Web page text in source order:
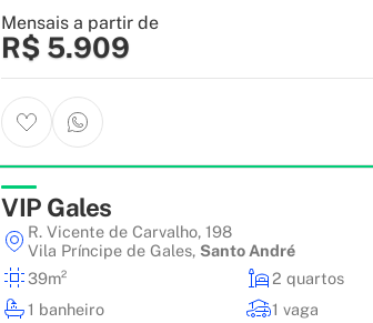
Mensais a partir de
R$ 5.909
VIP Gales
R. Vicente de Carvalho, 198
Vila Príncipe de Gales, Santo André
39m²
2 quartos
1 banheiro
1 vaga